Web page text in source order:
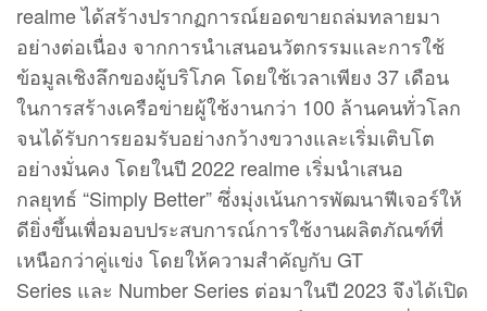
realme ได้สร้างปรากฏการณ์ยอดขายถล่มทลายมา
อย่างต่อเนื่อง จากการนำเสนอนวัตกรรมและการใช้
ข้อมูลเชิงลึกของผู้บริโภค โดยใช้เวลาเพียง 37 เดือน
ในการสร้างเครือข่ายผู้ใช้งานกว่า 100 ล้านคนทั่วโลก
จนได้รับการยอมรับอย่างกว้างขวางและเริ่มเติบโต
อย่างมั่นคง โดยในปี 2022 realme เริ่มนำเสนอ
กลยุทธ์ “Simply Better” ซึ่งมุ่งเน้นการพัฒนาฟีเจอร์ให้
ดียิ่งขึ้นเพื่อมอบประสบการณ์การใช้งานผลิตภัณฑ์ที่
เหนือกว่าคู่แข่ง โดยให้ความสำคัญกับ GT
Series และ Number Series ต่อมาในปี 2023 จึงได้เปิด